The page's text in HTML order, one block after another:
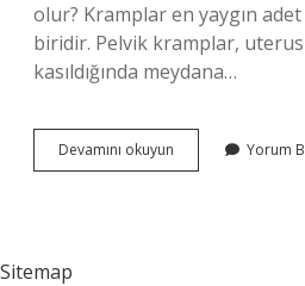
olur? Kramplar en yaygın
biridir. Pelvik kramplar,
kasıldığında meydana…
Devamını okuyun
Kanaması
Yorum
Sitemap